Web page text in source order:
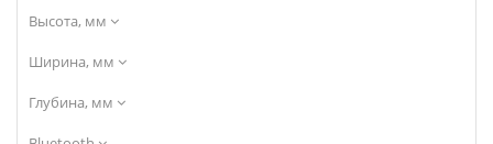
Высота, мм
Ширина, мм
Глубина, мм